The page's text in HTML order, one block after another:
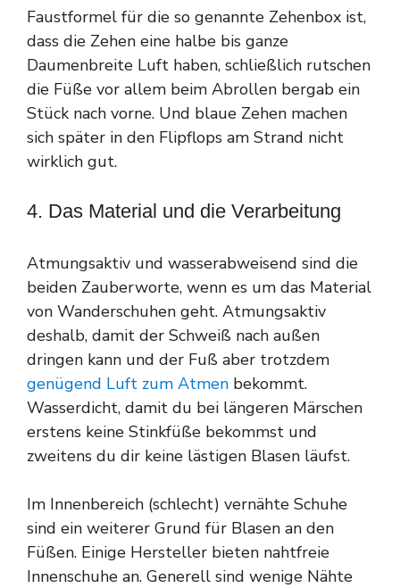
Faustformel für die so genannte Zehenbox ist,
dass die Zehen eine halbe bis ganze
Daumenbreite Luft haben, schließlich rutschen
die Füße vor allem beim Abrollen bergab ein
Stück nach vorne. Und blaue Zehen machen
sich später in den Flipflops am Strand nicht
wirklich gut.
4. Das Material und die Verarbeitung
Atmungsaktiv und wasserabweisend sind die
beiden Zauberworte, wenn es um das Material
von Wanderschuhen geht. Atmungsaktiv
deshalb, damit der Schweiß nach außen
dringen kann und der Fuß aber trotzdem
genügend Luft zum Atmen bekommt.
Wasserdicht, damit du bei längeren Märschen
erstens keine Stinkfüße bekommst und
zweitens du dir keine lästigen Blasen läufst.
Im Innenbereich (schlecht) vernähte Schuhe
sind ein weiterer Grund für Blasen an den
Füßen. Einige Hersteller bieten nahtfreie
Innenschuhe an. Generell sind wenige Nähte